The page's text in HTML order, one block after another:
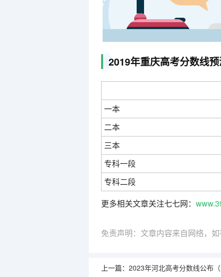
2019年重庆高考分数线
一本
二本
三本
专科一段
专科二段
更多相关文章关注七七网：
免责声明：文章内容来自网络，
上一篇： 2023年河北高考分数线公布（含2023 河北高考